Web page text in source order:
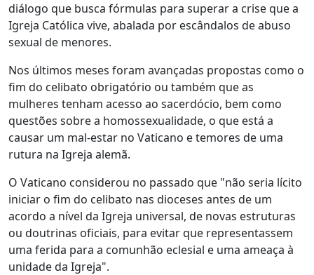
diálogo que busca fórmulas para superar a crise que a
Igreja Católica vive, abalada por escândalos de abuso
sexual de menores.
Nos últimos meses foram avançadas propostas como o
fim do celibato obrigatório ou também que as
mulheres tenham acesso ao sacerdócio, bem como
questões sobre a homossexualidade, o que está a
causar um mal-estar no Vaticano e temores de uma
rutura na Igreja alemã.
O Vaticano considerou no passado que "não seria lícito
iniciar o fim do celibato nas dioceses antes de um
acordo a nível da Igreja universal, de novas estruturas
ou doutrinas oficiais, para evitar que representassem
uma ferida para a comunhão eclesial e uma ameaça à
unidade da Igreja".